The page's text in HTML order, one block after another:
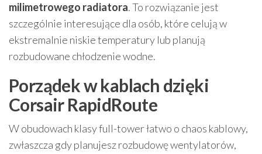
milimetrowego radiatora. To rozwiązanie jest
szczególnie interesujące dla osób, które celują w
ekstremalnie niskie temperatury lub planują
rozbudowane chłodzenie wodne.
Porządek w kablach dzięki
Corsair RapidRoute
W obudowach klasy full-tower łatwo o chaos kablowy,
zwłaszcza gdy planujesz rozbudowę wentylatorów,